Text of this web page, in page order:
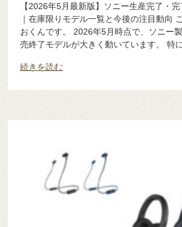
【2026年5月最新版】ソニー生産完了・
｜在庫限りモデル一覧と今後の注目動向
おくんです。 2026年5月時点で、ソニー
売終了モデルが大きく動いています。 特
続きを読む